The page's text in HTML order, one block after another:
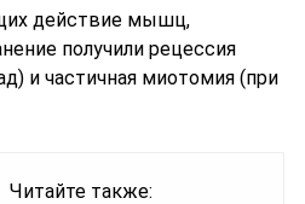
действие мышц,
получили рецессия
и частичная миотомия (при
Читайте также: